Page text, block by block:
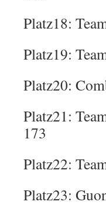
Platz18:
Platz19:
Platz20:
Platz21:
173
Platz22:
Platz23: